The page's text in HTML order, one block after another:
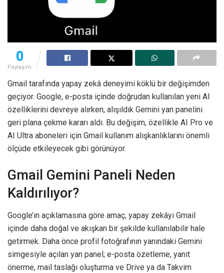
0
Paylaşım
Gmail tarafında yapay zekâ deneyimi köklü bir değişimden
geçiyor. Google, e-posta içinde doğrudan kullanılan yeni AI
özelliklerini devreye alırken, alışıldık Gemini yan panelini
geri plana çekme kararı aldı. Bu değişim, özellikle AI Pro ve
AI Ultra aboneleri için Gmail kullanım alışkanlıklarını önemli
ölçüde etkileyecek gibi görünüyor.
Gmail Gemini Paneli Neden
Kaldırılıyor?
Google’ın açıklamasına göre amaç, yapay zekâyı Gmail
içinde daha doğal ve akışkan bir şekilde kullanılabilir hale
getirmek. Daha önce profil fotoğrafının yanındaki Gemini
simgesiyle açılan yan panel; e-posta özetleme, yanıt
önerme, mail taslağı oluşturma ve Drive ya da Takvim